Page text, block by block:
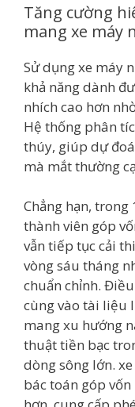
Tăng cường
mang xe máy
Sử dụng xe máy
khả năng dành
nhích cao hơn
Hệ thống phân
thúy, giúp dự
mà mắt thường
Chẳng hạn,
thành viên góp
vẫn tiếp tục cải
vòng sáu tháng
chuẩn chỉnh.
cùng vào tài liệu
mang xu hướng
thuật tiền bạc
dòng sông lớn.
bác toán góp